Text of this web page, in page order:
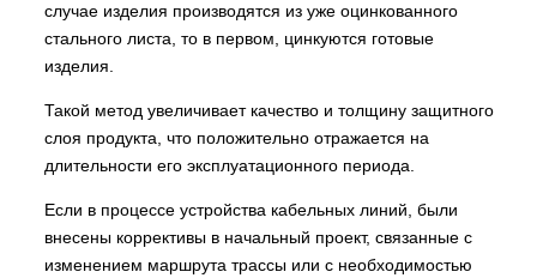
случае изделия производятся из уже оцинкованного
стального листа, то в первом, цинкуются готовые
изделия.
Такой метод увеличивает качество и толщину защитного
слоя продукта, что положительно отражается на
длительности его эксплуатационного периода.
Если в процессе устройства кабельных линий, были
внесены коррективы в начальный проект, связанные с
изменением маршрута трассы или с необходимостью